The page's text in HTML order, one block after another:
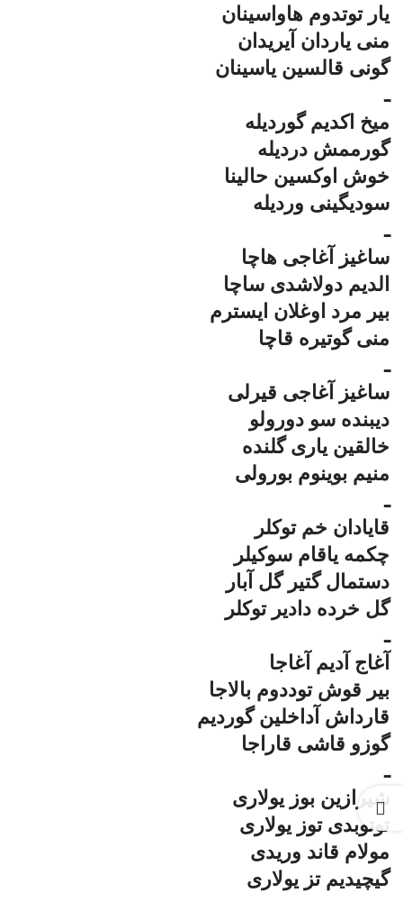
یار توتدوم هاواسینان
منی یاردان آیریدان
گونی قالسین یاسینان
ـ
میخ اکدیم گوردیله
گورممش دردیله
خوش اوکسین حالینا
سودیگینی وردیله
ـ
ساغیز آغاجی هاچا
الدیم دولاشدی ساچا
بیر مرد اوغلان ایسترم
منی گوتیره قاچا
ـ
ساغیز آغاجی قیرلی
دیبنده سو دورولو
خالقین یاری گلنده
منیم بوینوم بورولی
ـ
قایادان خم توکلر
چکمه یاقام سوکیلر
دستمال گتیر گل آبار
گل خرده دادیر توکلر
ـ
آغاج آدیم آغاجا
بیر قوش توددوم بالاجا
قارداش آداخلین گوردیم
گوزو قاشی قاراجا
ـ
شیرازین بوز یولاری
توتوبدی توز یولاری
مولام قاند وریدی
گیچیدیم تز یولاری